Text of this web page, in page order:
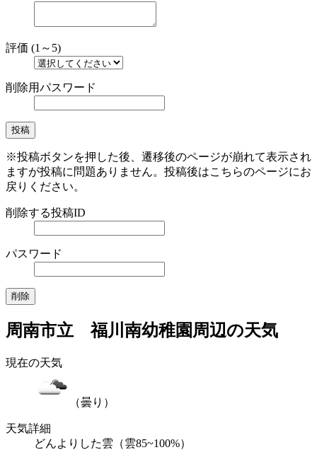
評価 (1～5)
削除用パスワード
※投稿ボタンを押した後、遷移後のページが崩れて表示され
ますが投稿に問題ありません。投稿後はこちらのページにお
戻りください。
削除する投稿ID
パスワード
周南市立 福川南幼稚園周辺の天気
現在の天気
（曇り）
天気詳細
どんよりした雲（雲85~100%）